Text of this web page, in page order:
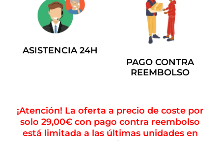
ASISTENCIA 24H
PAGO CONTRA
REEMBOLSO
¡Atención! La oferta a precio de coste por
solo 29,00€ con pago contra reembolso
está limitada a las últimas unidades en